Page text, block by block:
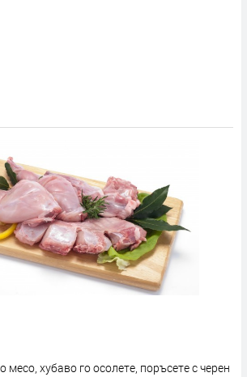
месо, хубаво го осолете, поръсете с черен